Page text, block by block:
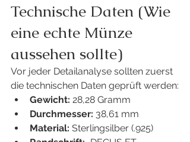
Technische Daten (Wie
eine echte Münze
aussehen sollte)
Vor jeder Detailanalyse sollten zuerst
die technischen Daten geprüft werden:
Gewicht: 28,28 Gramm
Durchmesser: 38,61 mm
Material: Sterlingsilber (.925)